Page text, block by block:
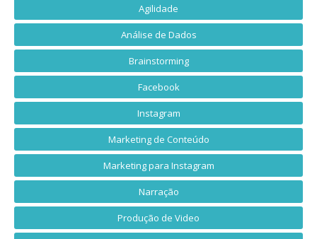
Agilidade
Análise de Dados
Brainstorming
Facebook
Instagram
Marketing de Conteúdo
Marketing para Instagram
Narração
Produção de Video